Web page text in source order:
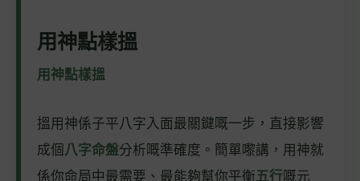
用神點樣搵
用神點樣搵
搵用神係子平八字入面最關鍵嘅一步，直接影響
成個 八字命盤分析嘅準確度。簡單嚟講，用神就
係你命局中最需要、最能夠幫你平衡五行嘅元